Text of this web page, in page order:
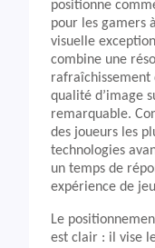
positionne
pour les gamers
visuelle
combine une
rafraîchissement
qualité d’image
remarquable.
des joueurs les
technologies
un temps de
expérience de
Le
est clair : il vise